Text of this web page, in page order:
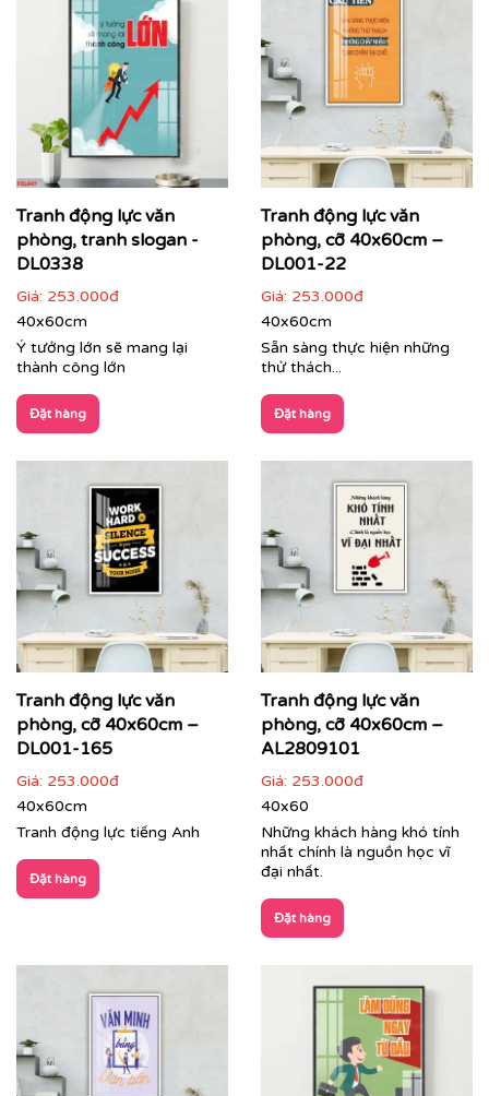
Chuyển hóa những bức ảnh, thiết kế riêng biệt
hoặc bất kỳ thông điệp nào bạn mong muốn
thành tác phẩm nghệ thuật treo tường cao cấp.
Đa dạng chất liệu, kích thước và kiểu dáng khung,
phù hợp với mọi không gian từ phòng họp, khu
vực lễ tân đến không gian làm việc chung (co-
working space).
Tranh dự án trang trí văn phòng tập đoàn Zamil
Tranh văn phòng in theo mẫu và kích thước riêng của
khách hàng
Quý khách có nhu cầu:
đẹp theo chủ đề
theo nhiều kích thước
Quý khách vui lòng nhấn
để gặp nhân viên tư
vấn hoặc SĐT037 722 1985
để nhân viên tư vấn gửi
mẫu theo yêu cầu của quý khách.
Tranh động lực văn
phòng, tranh slogan -
DL0338
Giá: 253.000đ
40x60cm
Ý tưởng lớn sẽ mang lại
thành công lớn
Đặt hàng
Tranh động lực văn
phòng, cỡ 40x60cm –
DL001-22
Giá: 253.000đ
40x60cm
Sẵn sàng thực hiện những
thử thách...
Đặt hàng
Tranh động lực văn
phòng, cỡ 40x60cm –
DL001-165
Giá: 253.000đ
40x60cm
Tranh động lực tiếng Anh
Đặt hàng
Tranh động lực văn
phòng, cỡ 40x60cm –
AL2809101
Giá: 253.000đ
40x60
Những khách hàng khó tính
nhất chính là nguồn học vĩ
đại nhất.
Đặt hàng